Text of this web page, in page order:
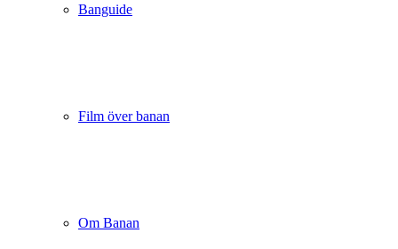
Banguide
Film över banan
Om Banan